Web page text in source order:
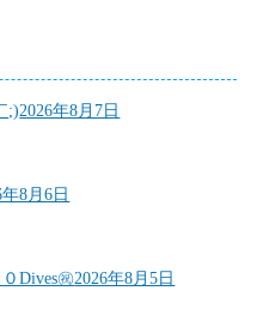
;)2026年8月7日
年8月6日
Dives㊗2026年8月5日